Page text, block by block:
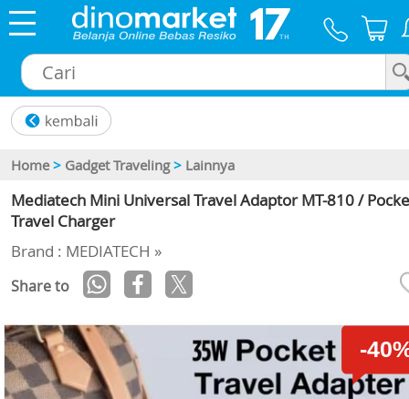
Home > Gadget Traveling > Lainnya
Mediatech Mini Universal Travel Adaptor MT-810 /
Travel Charger
Brand : MEDIATECH »
Share to
-